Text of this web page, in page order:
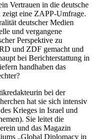
Vertrauen in die deutsche
eine ZAPP-Umfrage.
deutscher Medien
und vergangene
Perspektive zu
und ZDF gemacht und
bei Berichterstattung in
handhaben das
bei der
hat sie sich intensiv
Krieges in Israel und
Sie leitet die
und das Magazin
„Global Diplomacy in